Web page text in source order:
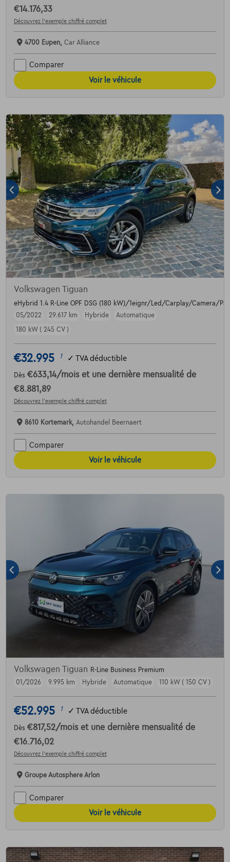
€14.176,33
Découvrez l’exemple chiffré complet
4700 Eupen, Car Alliance
Comparer
Voir le véhicule
Volkswagen Tiguan
eHybrid 1.4 R-Line OPF DSG (180 kW)/1eignr/Led/Carplay/Camera/
05/2022
29.617 km Hybride
Automatique
180 kW ( 245 CV )
€32.995 1 ✓ TVA déductible
Dès €633,14/mois et une dernière mensualité de
€8.881,89
Découvrez l’exemple chiffré complet
8610 Kortemark, Autohandel Beernaert
Comparer
Voir le véhicule
Volkswagen Tiguan R-Line Business Premium
01/2026
9.995 km Hybride Automatique 110 kW ( 150 CV )
€52.995 1 ✓ TVA déductible
Dès €817,52/mois et une dernière mensualité de
€16.716,02
Découvrez l’exemple chiffré complet
Groupe Autosphere Arlon
Comparer
Voir le véhicule